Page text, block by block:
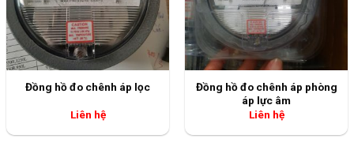
Đồng hồ đo chênh áp lọc
Liên hệ
Đồng hồ đo chênh áp phòng
áp lực âm
Liên hệ